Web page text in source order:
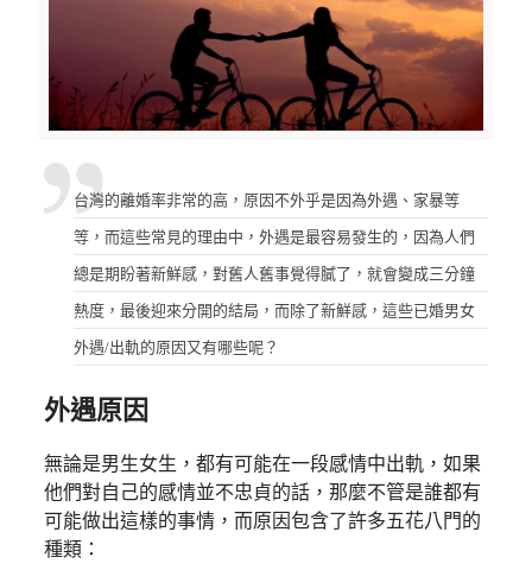
台灣的離婚率非常的高，原因不外乎是因為外遇、家暴等
等，而這些常見的理由中，外遇是最容易發生的，因為人們
總是期盼著新鮮感，對舊人舊事覺得膩了，就會變成三分鐘
熱度，最後迎來分開的結局，而除了新鮮感，這些已婚男女
外遇/出軌的原因又有哪些呢？
外遇原因
無論是男生女生，都有可能在一段感情中出軌，如果
他們對自己的感情並不忠貞的話，那麼不管是誰都有
可能做出這樣的事情，而原因包含了許多五花八門的
種類：